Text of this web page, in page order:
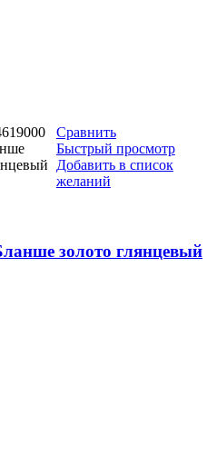
Сравнить
Быстрый просмотр
Добавить в список
желаний
золото глянцевый